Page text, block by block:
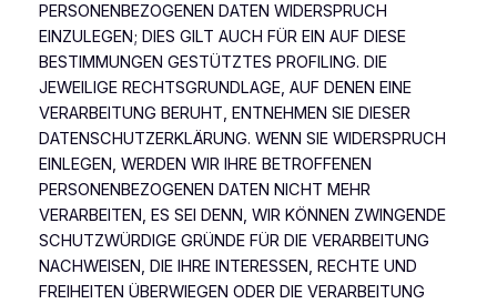
PERSONENBEZOGENEN DATEN WIDERSPRUCH
EINZULEGEN; DIES GILT AUCH FÜR EIN AUF DIESE
BESTIMMUNGEN GESTÜTZTES PROFILING. DIE
JEWEILIGE RECHTSGRUNDLAGE, AUF DENEN EINE
VERARBEITUNG BERUHT, ENTNEHMEN SIE DIESER
DATENSCHUTZERKLÄRUNG. WENN SIE WIDERSPRUCH
EINLEGEN, WERDEN WIR IHRE BETROFFENEN
PERSONENBEZOGENEN DATEN NICHT MEHR
VERARBEITEN, ES SEI DENN, WIR KÖNNEN ZWINGENDE
SCHUTZWÜRDIGE GRÜNDE FÜR DIE VERARBEITUNG
NACHWEISEN, DIE IHRE INTERESSEN, RECHTE UND
FREIHEITEN ÜBERWIEGEN ODER DIE VERARBEITUNG